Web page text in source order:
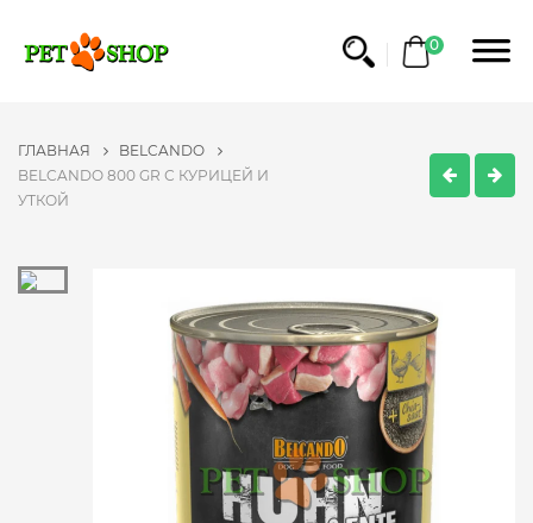
0
ГЛАВНАЯ
BELCANDO
BELCANDO 800 GR С КУРИЦЕЙ И
УТКОЙ